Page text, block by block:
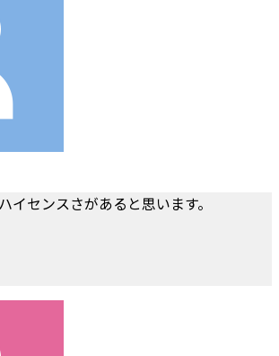
イセンスさがあると思います。